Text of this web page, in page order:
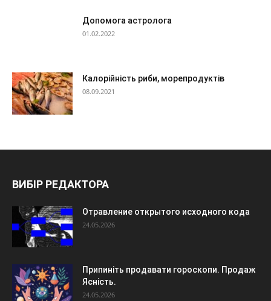
Допомога астролога
01.02.2022
Калорійність риби, морепродуктів
08.09.2021
ВИБІР РЕДАКТОРА
Отравление открытого исходного кода
24.05.2026
Припиніть продавати гороскопи. Продаж
Ясність.
24.05.2026